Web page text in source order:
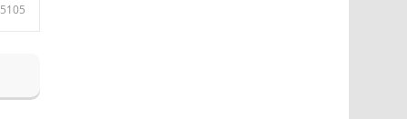
5105